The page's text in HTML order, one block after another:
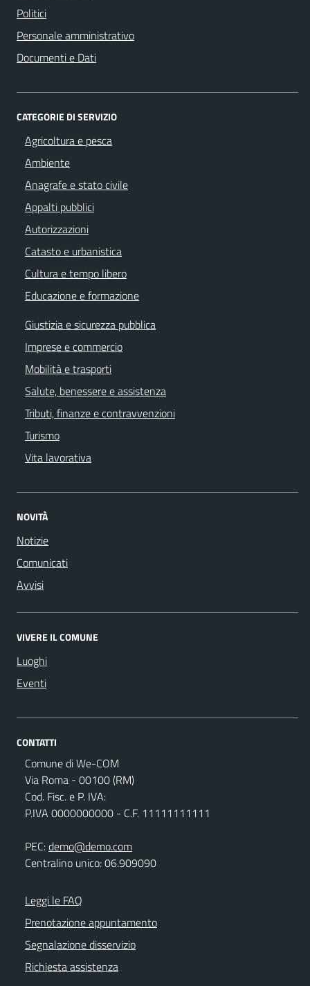
Politici
Personale amministrativo
Documenti e Dati
CATEGORIE DI SERVIZIO
Agricoltura e pesca
Ambiente
Anagrafe e stato civile
Appalti pubblici
Autorizzazioni
Catasto e urbanistica
Cultura e tempo libero
Educazione e formazione
Giustizia e sicurezza pubblica
Imprese e commercio
Mobilità e trasporti
Salute, benessere e assistenza
Tributi, finanze e contravvenzioni
Turismo
Vita lavorativa
NOVITÀ
Notizie
Comunicati
Avvisi
VIVERE IL COMUNE
Luoghi
Eventi
CONTATTI
Comune di We-COM
Via Roma - 00100 (RM)
Cod. Fisc. e P. IVA:
P.IVA 0000000000 - C.F. 11111111111
PEC:demo@demo.com
Centralino unico: 06.909090
Leggi le FAQ
Prenotazione appuntamento
Segnalazione disservizio
Richiesta assistenza